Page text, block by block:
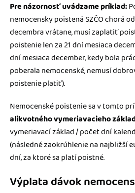
Pre názornosť uvádzame príklad:
nemocensky poistená SZČO chorá
decembra vrátane, musí zaplatiť
poistenie len za 21 dní mesiaca
dní mesiaca december, kedy bola
poberala nemocenské, nemusí
poistenie platiť).
Nemocenské poistenie sa v tomto
alikvotného vymeriavacieho
vymeriavací základ / počet dní
(následné zaokrúhlenie na najbližší
dní, za ktoré sa platí poistné.
Výplata dávok